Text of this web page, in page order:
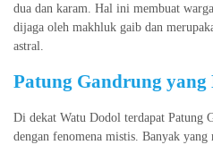
dua dan karam. Hal ini membuat
dijaga oleh makhluk gaib dan
astral.
Patung Gandrung
Di dekat Watu Dodol terdapat Patung
dengan fenomena mistis. Banyak